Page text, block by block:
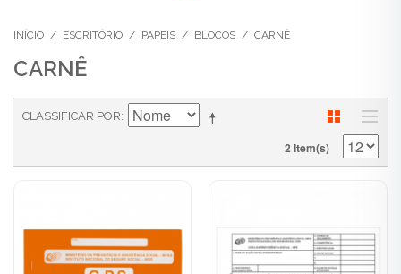
INÍCIO / ESCRITÓRIO / PAPEIS / BLOCOS / CARNÊ
CARNÊ
CLASSIFICAR POR
2 Item(s)